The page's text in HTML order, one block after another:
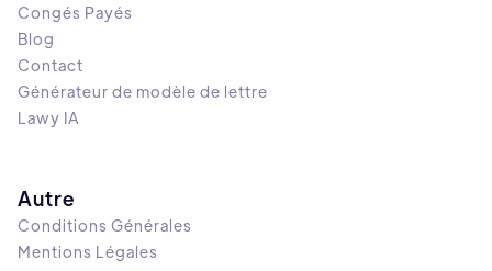
Congés Payés
Blog
Contact
Générateur de modèle de lettre
Lawy IA
Autre
Conditions Générales
Mentions Légales